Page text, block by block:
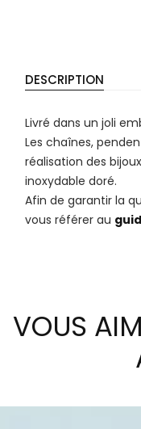
DESCRIPTION
Livré dans un joli
Les chaînes,
réalisation des
inoxydable doré.
Afin de garantir la
vous référer au
VOUS